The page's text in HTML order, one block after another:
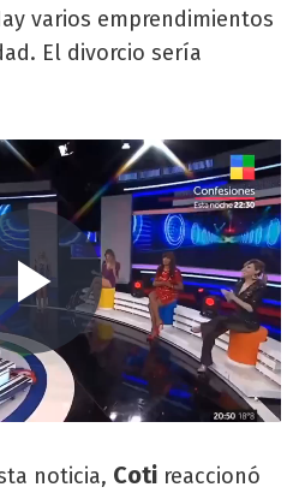
varios emprendimientos
El divorcio sería
noticia, Coti reaccionó